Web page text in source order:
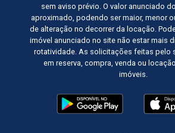
sem aviso prévio. O valor anunciado
aproximado, podendo ser maior, menor
de alteração no decorrer da locação.
imóvel anunciado no site não estar mais
rotatividade. As solicitações feitas pelo
em reserva, compra, venda ou
imóveis.